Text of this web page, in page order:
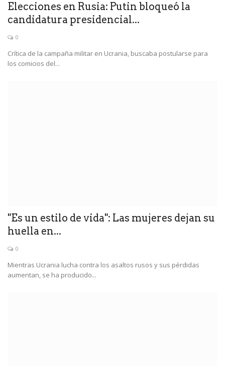
Elecciones en Rusia: Putin bloqueó la
candidatura presidencial...
0
Crítica de la campaña militar en Ucrania, buscaba postularse para
los comicios del...
"Es un estilo de vida": Las mujeres dejan su
huella en...
0
Mientras Ucrania lucha contra los asaltos rusos y sus pérdidas
aumentan, se ha producido...